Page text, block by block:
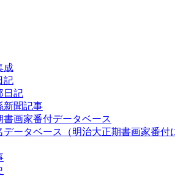
成
記
日記
新聞記事
書画家番付データベース
データベース（明治大正期書画家番付